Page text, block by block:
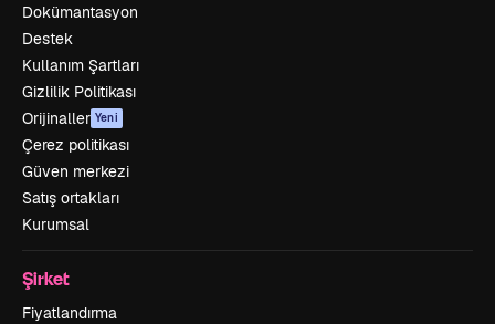
Dokümantasyon
Destek
Kullanım Şartları
Gizlilik Politikası
Orijinaller Yeni
Çerez politikası
Güven merkezi
Satış ortakları
Kurumsal
Şirket
Fiyatlandırma